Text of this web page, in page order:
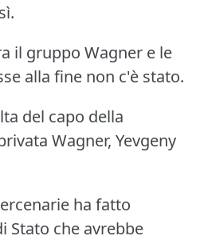
il gruppo Wagner e le
alla fine non c'è stato.
del capo della
Wagner, Yevgeny
ha fatto
Stato che avrebbe